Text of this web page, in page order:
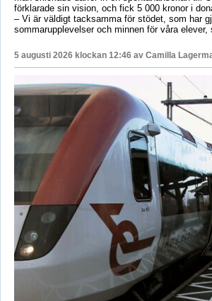
förklarade sin vision, och fick 5 000 kronor i
– Vi är väldigt tacksamma för stödet, som har
sommarupplevelser och minnen för våra elever,
5 augusti 2026 klockan 12:46 av Camilla